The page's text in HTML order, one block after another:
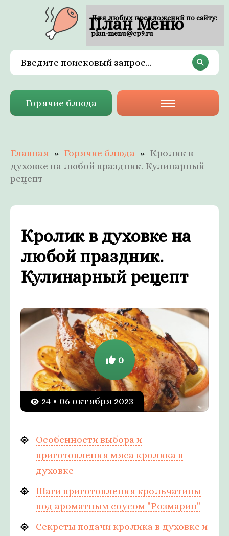
План Меню
Горячие блюда
Главная Горячие блюда
Кролик в
духовке на любой праздник. Кулинарный
рецепт
Кролик в духовке на
любой праздник.
Кулинарный рецепт
24 • 06 октября 2023
0
Особенности выбора и
приготовления мяса кролика в
духовке
Шаги приготовления крольчатины
под ароматным соусом "Розмарин"
Секреты подачи кролика в духовке и
Для любых предложений по сайту:
plan-menu@cp9.ru